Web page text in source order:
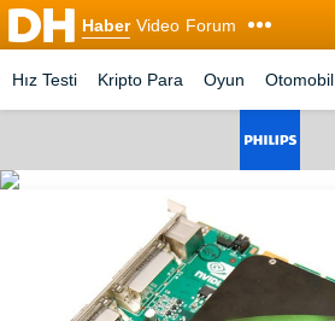
Haber Video Forum
Hız Testi Kripto Para Oyun Otomobil